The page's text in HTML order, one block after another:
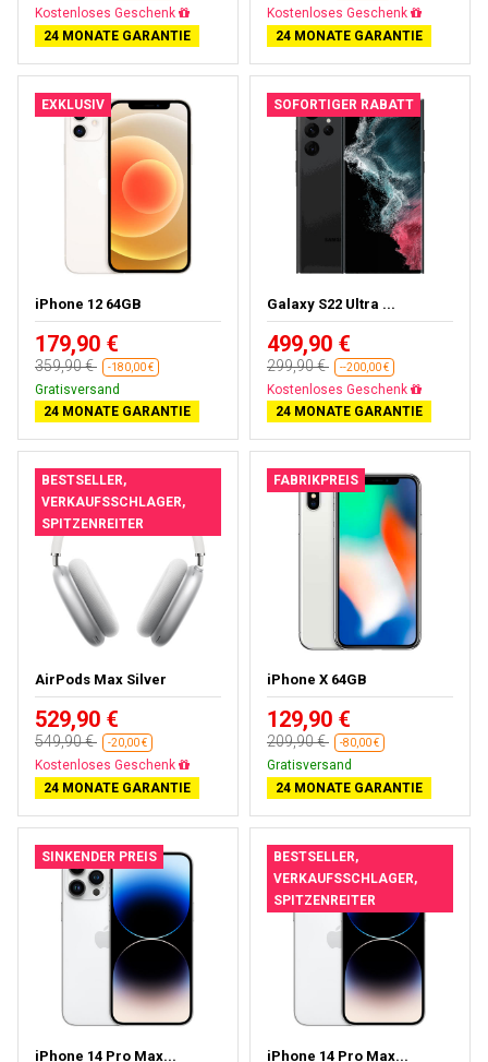
Fast ausverkauft
24 MONATE GARANTIE
Gratisversand
24 MONATE GARANTIE
EXKLUSIV
iPhone 12 64GB
179,90 €
359,90 € -180,00 €
Gratisversand
24 MONATE GARANTIE
SOFORTIGER RABATT
Galaxy S22 Ultra ...
499,90 €
299,90 € --200,00 €
Fast ausverkauft
24 MONATE GARANTIE
BESTSELLER,
VERKAUFSSCHLAGER,
SPITZENREITER
AirPods Max Silver
529,90 €
549,90 € -20,00 €
Fast ausverkauft
24 MONATE GARANTIE
FABRIKPREIS
iPhone X 64GB
129,90 €
209,90 € -80,00 €
Gratisversand
24 MONATE GARANTIE
SINKENDER PREIS
iPhone 14 Pro Max...
BESTSELLER,
VERKAUFSSCHLAGER,
SPITZENREITER
iPhone 14 Pro Max...